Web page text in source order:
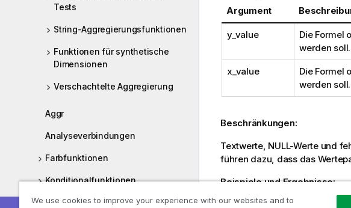
Tests
String-Aggregierungsfunktionen
Funktionen für synthetische
Dimensionen
Verschachtelte Aggregierung
Aggr
Analyseverbindungen
Farbfunktionen
Konditionalfunktionen
Counter-Funktionen
Argument
y_value Die Formel
werden soll.
x_value Die Formel
werden soll.
Beschränkungen:
Textwerte, NULL-Werte und
führen dazu, dass das
Beispiele und Ergebnisse:
Fügen Sie Ihrem Dokument
We use cookies to improve your experience with our websites and to